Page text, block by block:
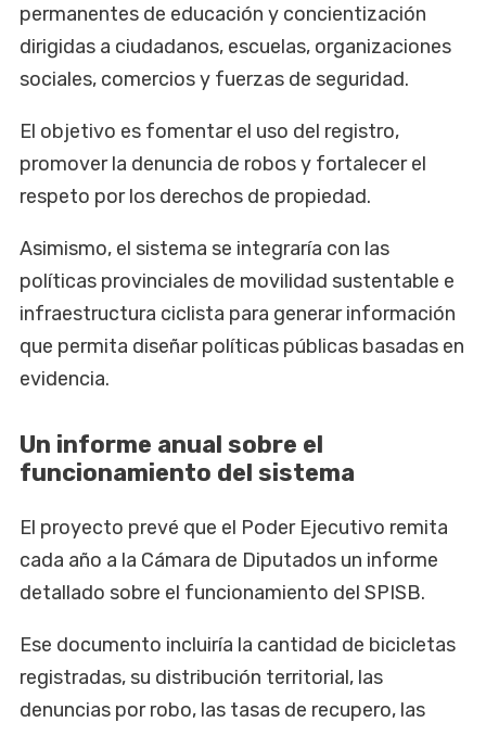
permanentes de educación y concientización
dirigidas a ciudadanos, escuelas, organizaciones
sociales, comercios y fuerzas de seguridad.
El objetivo es fomentar el uso del registro,
promover la denuncia de robos y fortalecer el
respeto por los derechos de propiedad.
Asimismo, el sistema se integraría con las
políticas provinciales de movilidad sustentable e
infraestructura ciclista para generar información
que permita diseñar políticas públicas basadas en
evidencia.
Un informe anual sobre el
funcionamiento del sistema
El proyecto prevé que el Poder Ejecutivo remita
cada año a la Cámara de Diputados un informe
detallado sobre el funcionamiento del SPISB.
Ese documento incluiría la cantidad de bicicletas
registradas, su distribución territorial, las
denuncias por robo, las tasas de recupero, las